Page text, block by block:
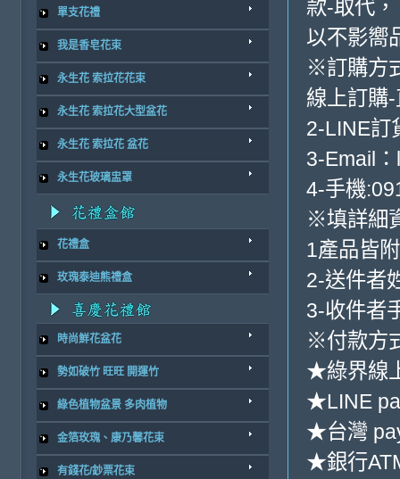
單支花禮
我是香皂花束
永生花 索拉花花束
永生花 索拉花大型盆花
永生花 索拉花 盆花
永生花玻璃盅罩
花禮盒
玫瑰泰迪熊禮盒
時尚鮮花盆花
勢如破竹 旺旺 開運竹
綠色植物盆景 多肉植物
金箔玫瑰、康乃馨花束
有錢花/鈔票花束
款-取代，
以不影嚮
※訂購方
線上訂購
2-LINE訂
3-Email
4-手機
※填詳細
1產品皆
2-送件者
3-收件者
※付款方
★綠界線
★LINE
★台灣
★銀行